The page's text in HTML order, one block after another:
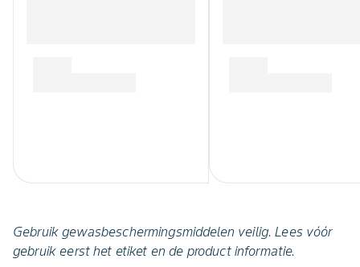
Gebruik gewasbeschermingsmiddelen veilig. Lees vóór
gebruik eerst het etiket en de product informatie.